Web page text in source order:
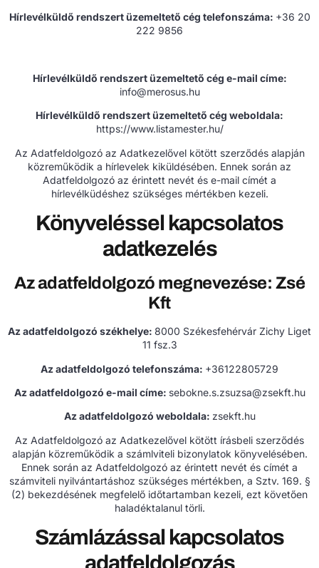
Hírlevélküldő rendszert üzemeltető cég telefonszáma: +36 20
222 9856
Hírlevélküldő rendszert üzemeltető cég e-mail címe:
info@merosus.hu
Hírlevélküldő rendszert üzemeltető cég weboldala:
https://www.listamester.hu/
Az Adatfeldolgozó az Adatkezelővel kötött szerződés alapján
közreműködik a hírlevelek kiküldésében. Ennek során az
Adatfeldolgozó az érintett nevét és e-mail címét a
hírlevélküdéshez szükséges mértékben kezeli.
Könyveléssel kapcsolatos
adatkezelés
Az adatfeldolgozó megnevezése: Zsé
Kft
Az adatfeldolgozó székhelye: 8000 Székesfehérvár Zichy Liget
11 fsz.3
Az adatfeldolgozó telefonszáma: +36122805729
Az adatfeldolgozó e-mail címe: sebokne.s.zsuzsa@zsekft.hu
Az adatfeldolgozó weboldala: zsekft.hu
Az Adatfeldolgozó az Adatkezelővel kötött írásbeli szerződés
alapján közreműködik a számlviteli bizonylatok könyvelésében.
Ennek során az Adatfeldolgozó az érintett nevét és címét a
számviteli nyilvántartáshoz szükséges mértékben, a Sztv. 169. §
(2) bekezdésének megfelelő időtartamban kezeli, ezt követően
haladéktalanul törli.
Számlázással kapcsolatos
adatfeldolgozás